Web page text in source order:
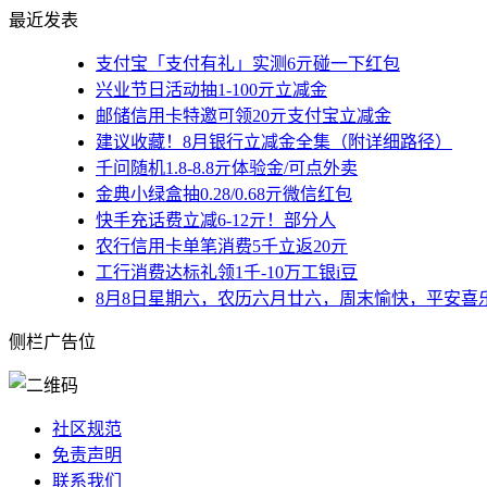
最近发表
支付宝「支付有礼」实测6亓碰一下红包
兴业节日活动抽1-100亓立减金
邮储信用卡特邀可领20亓支付宝立减金
建议收藏！8月银行立减金全集（附详细路径）
千问随机1.8-8.8亓体验金/可点外卖
金典小绿盒抽0.28/0.68亓微信红包
快手充话费立减6-12亓！部分人
农行信用卡单笔消费5千立返20亓
工行消费达标礼领1千-10万工银i豆
8月8日星期六，农历六月廿六，周末愉快，平安喜
侧栏广告位
社区规范
免责声明
联系我们